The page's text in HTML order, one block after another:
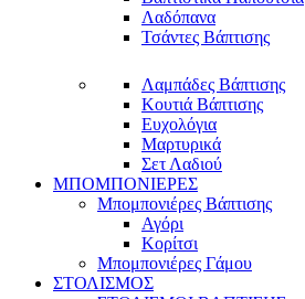
Λαδόπανα
Τσάντες Βάπτισης
Λαμπάδες Βάπτισης
Κουτιά Βάπτισης
Ευχολόγια
Μαρτυρικά
Σετ Λαδιού
ΜΠΟΜΠΟΝΙΕΡΕΣ
Μπομπονιέρες Βάπτισης
Αγόρι
Κορίτσι
Μπομπονιέρες Γάμου
ΣΤΟΛΙΣΜΟΣ